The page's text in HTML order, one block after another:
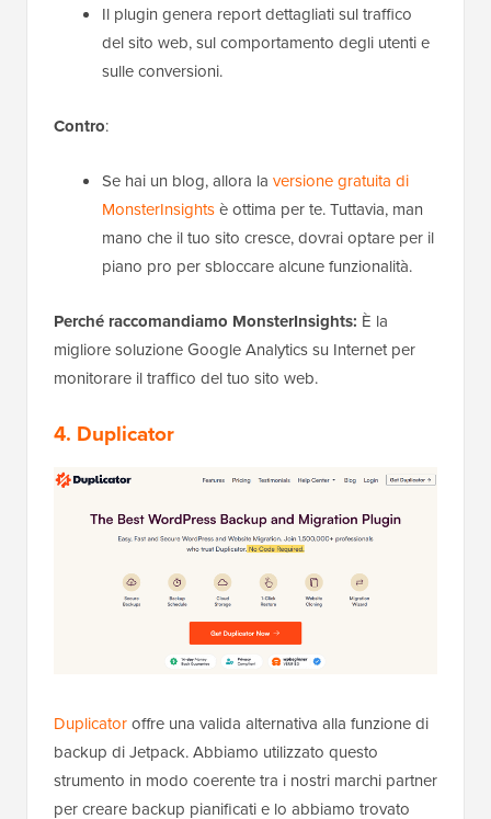
Il plugin genera report dettagliati sul traffico
del sito web, sul comportamento degli utenti e
sulle conversioni.
Contro:
Se hai un blog, allora la versione gratuita di
MonsterInsightsè ottima per te. Tuttavia, man
mano che il tuo sito cresce, dovrai optare per il
piano pro per sbloccare alcune funzionalità.
Perché raccomandiamo MonsterInsights: È la
migliore soluzione Google Analytics su Internet per
monitorare il traffico del tuo sito web.
4. Duplicator
Duplicatoroffre una valida alternativa alla funzione di
backup di Jetpack. Abbiamo utilizzato questo
strumento in modo coerente tra i nostri marchi partner
per creare backup pianificati e lo abbiamo trovato